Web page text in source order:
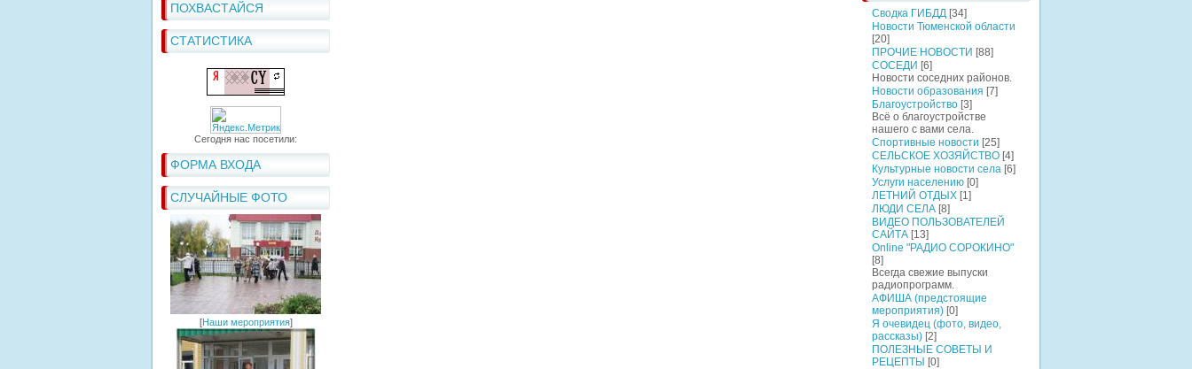
ПОХВАСТАЙСЯ
СТАТИСТИКА
Сегодня нас посетили:
ФОРМА ВХОДА
СЛУЧАЙНЫЕ ФОТО
[Наши мероприятия]
Сводка ГИБДД [34]
Новости Тюменской области
[20]
ПРОЧИЕ НОВОСТИ [88]
СОСЕДИ [6]
Новости соседних районов.
Новости образования [7]
Благоустройство [3]
Всё о благоустройстве
нашего с вами села.
Спортивные новости [25]
СЕЛЬСКОЕ ХОЗЯЙСТВО [4]
Культурные новости села [6]
Услуги населению [0]
ЛЕТНИЙ ОТДЫХ [1]
ЛЮДИ СЕЛА [8]
ВИДЕО ПОЛЬЗОВАТЕЛЕЙ
САЙТА [13]
Online "РАДИО СОРОКИНО"
[8]
Всегда свежие выпуски
радиопрограмм.
АФИША (предстоящие
мероприятия) [0]
Я очевидец (фото, видео,
рассказы) [2]
ПОЛЕЗНЫЕ СОВЕТЫ И
РЕЦЕПТЫ [0]